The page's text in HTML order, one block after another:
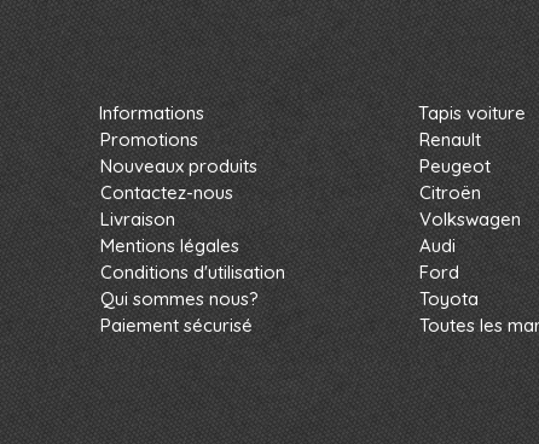
Informations
Promotions
Nouveaux produits
Contactez-nous
Livraison
Mentions légales
Conditions d'utilisation
Qui sommes nous?
Paiement sécurisé
Tapis voiture
Renault
Peugeot
Citroën
Volkswagen
Audi
Ford
Toyota
Toutes les